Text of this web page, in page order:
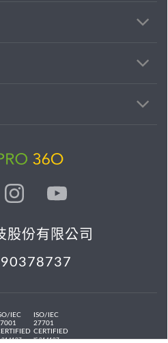
股份有限公司
IEC
814197
ISO/IEC
27701
CERTIFIED
IS 814197